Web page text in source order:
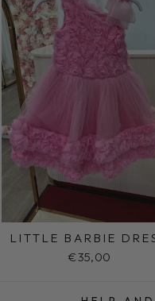
LITTLE BARBIE
€35,00